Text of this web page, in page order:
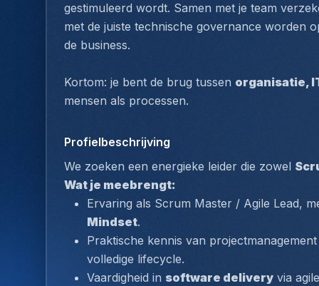
gestimuleerd wordt. Samen met je team
met de juiste technische governance worden
de business.
Kortom: je bent de brug tussen organisatie,
mensen als processen.
Profielbeschrijving
We zoeken een energieke leider die zowel
Wat je meebrengt:
Ervaring als Scrum Master / Agile Lead,
Mindset.
Praktische kennis van
volledige lifecycle.
Vaardigheid in software delivery via